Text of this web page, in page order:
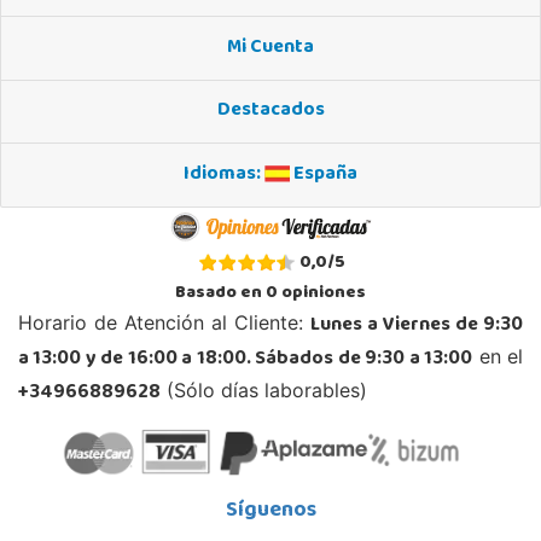
958183860
POCAS UNIDADES
Juguetilandia Barakaldo
Centro comercial Max Center Barrio, Kareaga K., s/n Planta 1 Local LC3
POCAS UNIDADES
Juguetilandia Ciudad Real
Ciudad Real
Parque Comercial Puerta del Ave local 5 (Avenida de la ciencia nº9)
Mi Cuenta
Destacados
Idiomas:
España
0,0/5
Basado en0opiniones
Horario de Atención al Cliente: Lunes a Viernes de 9:30
a 13:00 y de 16:00 a 18:00. Sábados de 9:30 a 13:00 en el
+34966889628 (Sólo días laborables)
Síguenos